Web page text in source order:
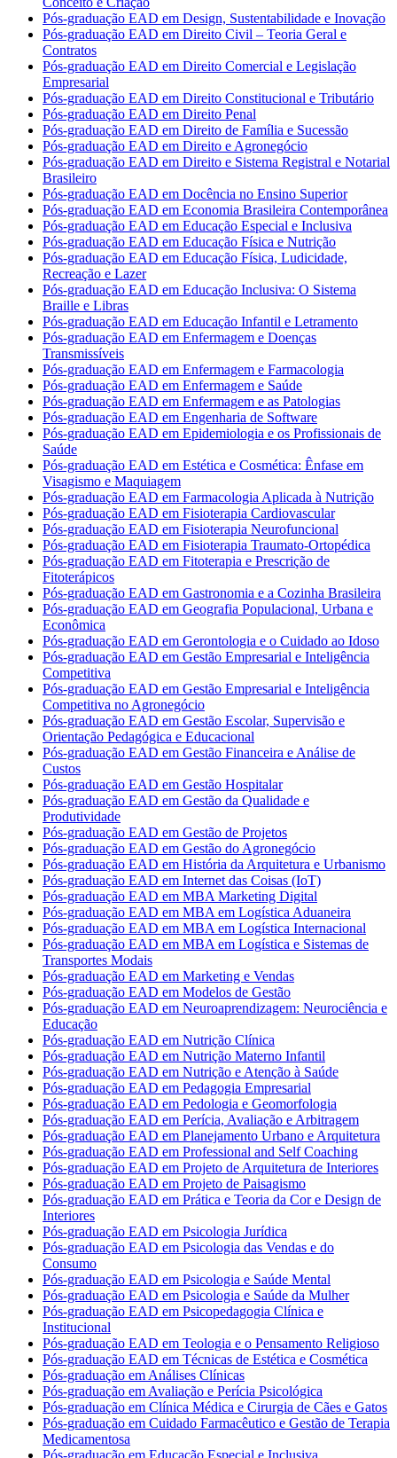
Pós-graduação EAD em Design, Sustentabilidade e Inovação
Pós-graduação EAD em Direito Civil – Teoria Geral e
Contratos
Pós-graduação EAD em Direito Comercial e Legislação
Empresarial
Pós-graduação EAD em Direito Constitucional e Tributário
Pós-graduação EAD em Direito Penal
Pós-graduação EAD em Direito de Família e Sucessão
Pós-graduação EAD em Direito e Agronegócio
Pós-graduação EAD em Direito e Sistema Registral e Notarial
Brasileiro
Pós-graduação EAD em Docência no Ensino Superior
Pós-graduação EAD em Economia Brasileira Contemporânea
Pós-graduação EAD em Educação Especial e Inclusiva
Pós-graduação EAD em Educação Física e Nutrição
Pós-graduação EAD em Educação Física, Ludicidade,
Recreação e Lazer
Pós-graduação EAD em Educação Inclusiva: O Sistema
Braille e Libras
Pós-graduação EAD em Educação Infantil e Letramento
Pós-graduação EAD em Enfermagem e Doenças
Transmissíveis
Pós-graduação EAD em Enfermagem e Farmacologia
Pós-graduação EAD em Enfermagem e Saúde
Pós-graduação EAD em Enfermagem e as Patologias
Pós-graduação EAD em Engenharia de Software
Pós-graduação EAD em Epidemiologia e os Profissionais de
Saúde
Pós-graduação EAD em Estética e Cosmética: Ênfase em
Visagismo e Maquiagem
Pós-graduação EAD em Farmacologia Aplicada à Nutrição
Pós-graduação EAD em Fisioterapia Cardiovascular
Pós-graduação EAD em Fisioterapia Neurofuncional
Pós-graduação EAD em Fisioterapia Traumato-Ortopédica
Pós-graduação EAD em Fitoterapia e Prescrição de
Fitoterápicos
Pós-graduação EAD em Gastronomia e a Cozinha Brasileira
Pós-graduação EAD em Geografia Populacional, Urbana e
Econômica
Pós-graduação EAD em Gerontologia e o Cuidado ao Idoso
Pós-graduação EAD em Gestão Empresarial e Inteligência
Competitiva
Pós-graduação EAD em Gestão Empresarial e Inteligência
Competitiva no Agronegócio
Pós-graduação EAD em Gestão Escolar, Supervisão e
Orientação Pedagógica e Educacional
Pós-graduação EAD em Gestão Financeira e Análise de
Custos
Pós-graduação EAD em Gestão Hospitalar
Pós-graduação EAD em Gestão da Qualidade e
Produtividade
Pós-graduação EAD em Gestão de Projetos
Pós-graduação EAD em Gestão do Agronegócio
Pós-graduação EAD em História da Arquitetura e Urbanismo
Pós-graduação EAD em Internet das Coisas (IoT)
Pós-graduação EAD em MBA Marketing Digital
Pós-graduação EAD em MBA em Logística Aduaneira
Pós-graduação EAD em MBA em Logística Internacional
Pós-graduação EAD em MBA em Logística e Sistemas de
Transportes Modais
Pós-graduação EAD em Marketing e Vendas
Pós-graduação EAD em Modelos de Gestão
Pós-graduação EAD em Neuroaprendizagem: Neurociência e
Educação
Pós-graduação EAD em Nutrição Clínica
Pós-graduação EAD em Nutrição Materno Infantil
Pós-graduação EAD em Nutrição e Atenção à Saúde
Pós-graduação EAD em Pedagogia Empresarial
Pós-graduação EAD em Pedologia e Geomorfologia
Pós-graduação EAD em Perícia, Avaliação e Arbitragem
Pós-graduação EAD em Planejamento Urbano e Arquitetura
Pós-graduação EAD em Professional and Self Coaching
Pós-graduação EAD em Projeto de Arquitetura de Interiores
Pós-graduação EAD em Projeto de Paisagismo
Pós-graduação EAD em Prática e Teoria da Cor e Design de
Interiores
Pós-graduação EAD em Psicologia Jurídica
Pós-graduação EAD em Psicologia das Vendas e do
Consumo
Pós-graduação EAD em Psicologia e Saúde Mental
Pós-graduação EAD em Psicologia e Saúde da Mulher
Pós-graduação EAD em Psicopedagogia Clínica e
Institucional
Pós-graduação EAD em Teologia e o Pensamento Religioso
Pós-graduação EAD em Técnicas de Estética e Cosmética
Pós-graduação em Análises Clínicas
Pós-graduação em Avaliação e Perícia Psicológica
Pós-graduação em Clínica Médica e Cirurgia de Cães e Gatos
Pós-graduação em Cuidado Farmacêutico e Gestão de Terapia
Medicamentosa